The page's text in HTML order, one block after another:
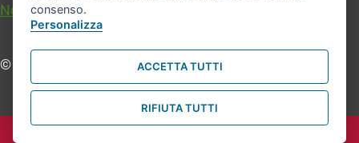
Note legali
© Comune di Bologna. Tutti i diritti riservati.
consenso.
Personalizza
ACCETTA TUTTI
RIFIUTA TUTTI